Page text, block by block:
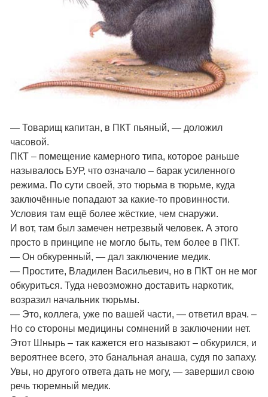
— Товарищ капитан, в ПКТ пьяный, — доложил
часовой.
ПКТ – помещение камерного типа, которое раньше
называлось БУР, что означало – барак усиленного
режима. По сути своей, это тюрьма в тюрьме, куда
заключённые попадают за какие-то провинности.
Условия там ещё более жёсткие, чем снаружи.
И вот, там был замечен нетрезвый человек. А этого
просто в принципе не могло быть, тем более в ПКТ.
— Он обкуренный, — дал заключение медик.
— Простите, Владилен Васильевич, но в ПКТ он не мог
обкуриться. Туда невозможно доставить наркотик,
возразил начальник тюрьмы.
— Это, коллега, уже по вашей части, — ответил врач. –
Но со стороны медицины сомнений в заключении нет.
Этот Шнырь – так кажется его называют – обкурился, и
вероятнее всего, это банальная анаша, судя по запаху.
Увы, но другого ответа дать не могу, — завершил свою
речь тюремный медик.